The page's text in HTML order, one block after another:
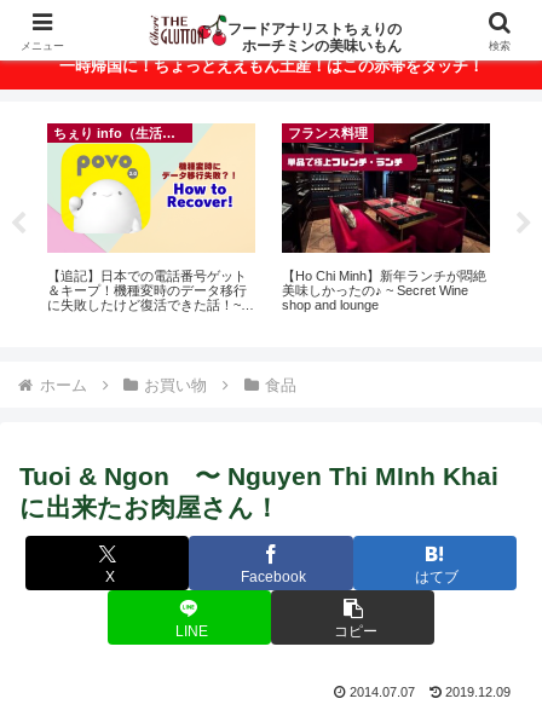
ベトナム・ホーチミンの美味いもんが満載！
一時帰国に！ちょっとええもん土産！はこの赤帯をタッチ！
ちぇり info（生活情報）
【追記】日本での電話番号ゲット
＆キープ！機種変時のデータ移行
に失敗したけど復活できた話！~
フランス料理
【Ho Chi Minh】新年ランチが悶絶
美味しかったの♪ ~ Secret Wine
shop and lounge
ホーム お買い物 食品
Tuoi & Ngon 〜 Nguyen Thi MInh Khai
に出来たお肉屋さん！
X Facebook はてブ
LINE コピー
2014.07.07 2019.12.09
メニュー
フードアナリストちぇりの
ホーチミンの美味いもん
検索